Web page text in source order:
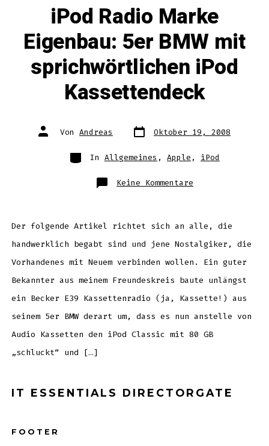
iPod Radio Marke
Eigenbau: 5er BMW mit
sprichwörtlichen iPod
Kassettendeck
Autor
des Von Andreas Datum
des
Oktober 19, 2008
Kategorien
In Allgemeines , Apple , iPod
Keine Kommentare
iPod
BMW
sprichwörtlichen
iPod
Der folgende Artikel richtet sich an alle, die
handwerklich begabt sind und jene Nostalgiker, die
Vorhandenes mit Neuem verbinden wollen. Ein guter
Bekannter aus meinem Freundeskreis baute unlängst
ein Becker E39 Kassettenradio (ja, Kassette!) aus
seinem 5er BMW derart um, dass es nun anstelle von
Audio Kassetten den iPod Classic mit 80 GB
„schluckt“ und […]
IT ESSENTIALS DIRECTORGATE
FOOTER